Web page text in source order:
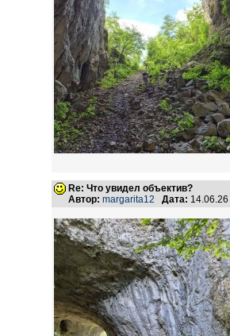
Re: Что увидел объектив?
Автор: margarita12 Дата: